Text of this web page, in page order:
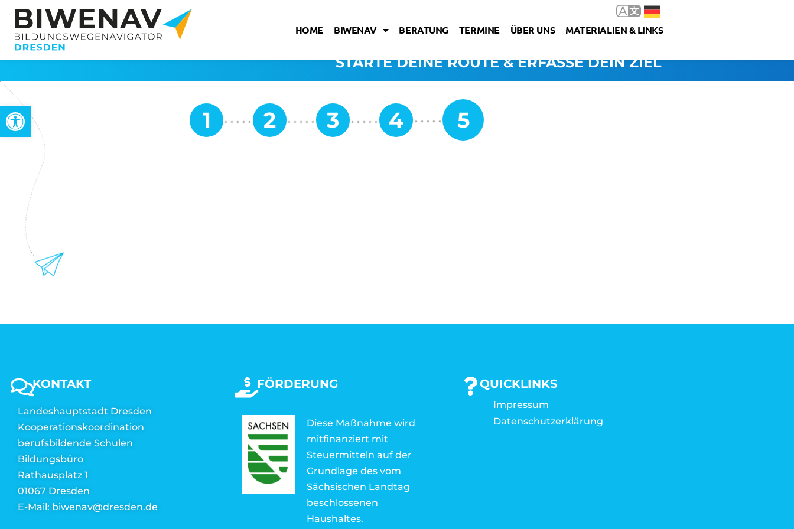
Werkzeugleiste öffnen
HOME BIWENAV BERATUNG TERMINE ÜBER UNS MATERIALIEN & LINKS
STARTE DEINE ROUTE & ERFASSE DEIN ZIEL
KONTAKT
Landeshauptstadt Dresden
Kooperationskoordination
berufsbildende Schulen
Bildungsbüro
Rathausplatz 1
01067 Dresden
E-Mail: biwenav@dresden.de
FÖRDERUNG
Diese Maßnahme wird
mitfinanziert mit
Steuermitteln auf der
Grundlage des vom
Sächsischen Landtag
beschlossenen
Haushaltes.
QUICKLINKS
Impressum
Datenschutzerklärung